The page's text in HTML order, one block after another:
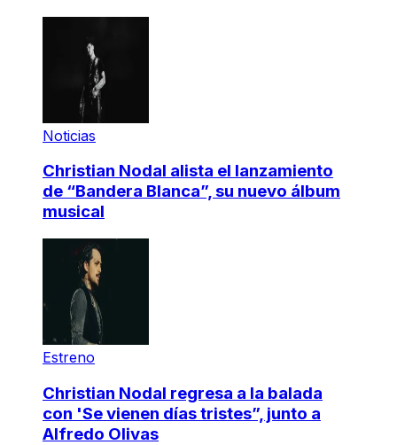
Noticias
Christian Nodal alista el lanzamiento
de “Bandera Blanca”, su nuevo álbum
musical
Estreno
Christian Nodal regresa a la balada
con 'Se vienen días tristes”, junto a
Alfredo Olivas